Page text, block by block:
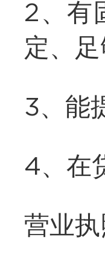
2、有
定、
3、能
4、在
营业